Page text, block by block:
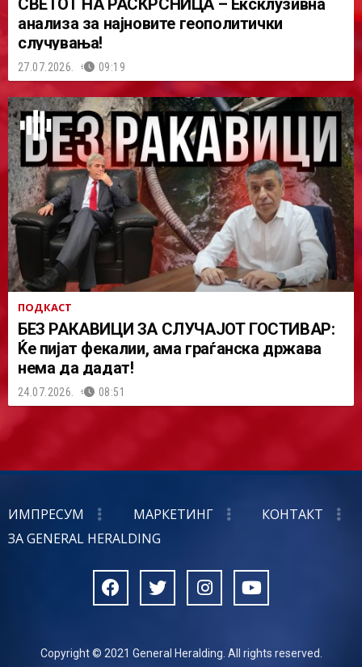
СВЕТОТ НА РАСКРСНИЦА – Ексклузивна
анализа за најновите геополитички
случувања!
27.07.2026. 09:19
ПОДКАСТ
БЕЗ РАКАВИЦИ ЗА СЛУЧАЈОТ ГОСТИВАР:
Ќе пијат фекалии, ама граѓанска држава
нема да дадат!
24.07.2026. 08:51
ИМПРЕСУМ МАРКЕТИНГ
КОНТАКТ
ЗА GENERAL HERALDING
Copyright © 2021 General Heralding. All rights reserved.